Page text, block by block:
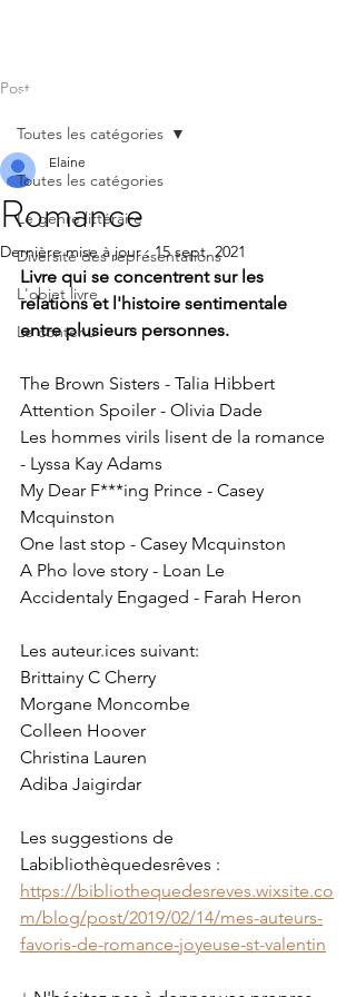
Post
Toutes les catégories
Le genre littéraire
Diversité des représentations
L'objet livre
Le contenu
Toutes les catégories
Romance
Elaine
Dernière mise à jour :15 sept. 2021
Livre qui se concentrent sur les
relations et l'histoire sentimentale
entre plusieurs personnes.
The Brown Sisters - Talia Hibbert
Attention Spoiler - Olivia Dade
Les hommes virils lisent de la romance
- Lyssa Kay Adams
My Dear F***ing Prince - Casey
Mcquinston
One last stop - Casey Mcquinston
A Pho love story - Loan Le
Accidentaly Engaged - Farah Heron
Les auteur.ices suivant:
Brittainy C Cherry
Morgane Moncombe
Colleen Hoover
Christina Lauren
Adiba Jaigirdar
Les suggestions de
Labibliothèquedesrêves :
https://bibliothequedesreves.wixsite.co
m/blog/post/2019/02/14/mes-auteurs-
favoris-de-romance-joyeuse-st-valentin